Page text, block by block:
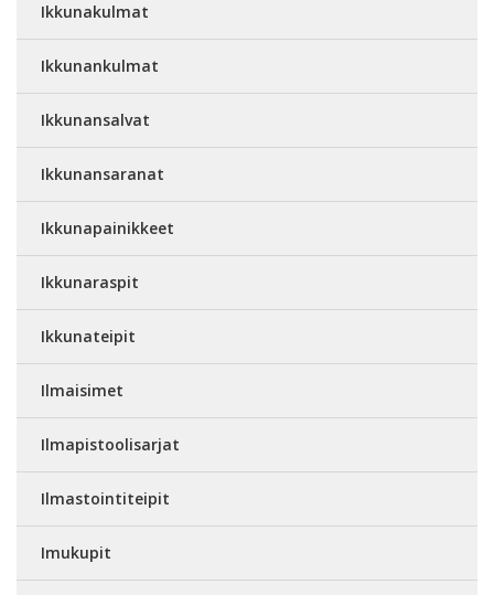
Ikkunakulmat
Ikkunankulmat
Ikkunansalvat
Ikkunansaranat
Ikkunapainikkeet
Ikkunaraspit
Ikkunateipit
Ilmaisimet
Ilmapistoolisarjat
Ilmastointiteipit
Imukupit